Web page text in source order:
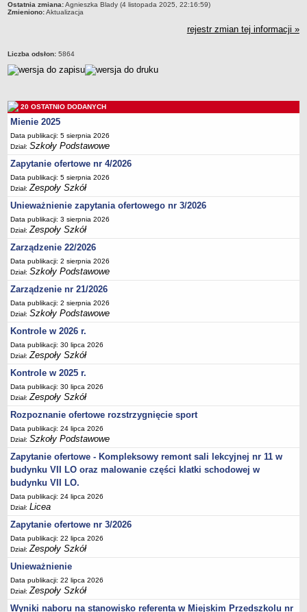
Statut
Ogłoszenie
Kontrole
Rejestry, ewidencje, archiwa
Sprawozdania
Deklaracja dostępności
PORADNIE PSYCHOLOGICZNO-PEDAGOGICZNE
Zespół Poradni
BIURO FINANSÓW OŚWIATY
Dane podstawowe
Statut
Majątek
Godziny dyżurów
Ogłoszenia
Zarządzenia
Rejestry, ewidencje, archiwa
PONOWNE WYKORZYSTYWANIE
Sprawozdania
Deklaracja dostępności
DEKLARACJA DOSTĘPNOŚCI
OŚWIADCZENIA MAJĄTKOWE
PONOWNE WYKORZYSTYWANIE
UDOSTĘPNIANIE INFORMACJI PUBLICZNEJ
OCHRONA DANYCH OSOBOWYCH
Ostatnia zmiana:Agnieszka Blady (4 listopada 2025, 22:16:59)
Zmieniono:Aktualizacja
rejestr zmian tej informacji »
Liczba odsłon: 5864
20 OSTATNIO DODANYCH
Mienie 2025
Data publikacji: 5 sierpnia 2026
Dział:Szkoły Podstawowe
Zapytanie ofertowe nr 4/2026
Data publikacji: 5 sierpnia 2026
Dział:Zespoły Szkół
Unieważnienie zapytania ofertowego nr 3/2026
Data publikacji: 3 sierpnia 2026
Dział:Zespoły Szkół
Zarządzenie 22/2026
Data publikacji: 2 sierpnia 2026
Dział:Szkoły Podstawowe
Zarządzenie nr 21/2026
Data publikacji: 2 sierpnia 2026
Dział:Szkoły Podstawowe
Kontrole w 2026 r.
Data publikacji: 30 lipca 2026
Dział:Zespoły Szkół
Kontrole w 2025 r.
Data publikacji: 30 lipca 2026
Dział:Zespoły Szkół
Rozpoznanie ofertowe rozstrzygnięcie sport
Data publikacji: 24 lipca 2026
Dział:Szkoły Podstawowe
Zapytanie ofertowe - Kompleksowy remont sali lekcyjnej nr 11 w
budynku VII LO oraz malowanie części klatki schodowej w
budynku VII LO.
Data publikacji: 24 lipca 2026
Dział:Licea
Zapytanie ofertowe nr 3/2026
Data publikacji: 22 lipca 2026
Dział:Zespoły Szkół
Unieważnienie
Data publikacji: 22 lipca 2026
Dział:Zespoły Szkół
Wyniki naboru na stanowisko referenta w Miejskim Przedszkolu nr